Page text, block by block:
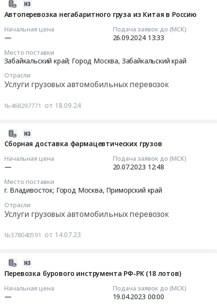
Автоперевозка негабаритного груза из Китая в Россию
Начальная цена
—
Подача заявок до (МСК)
26.09.2024 13:33
Место поставки
Забайкальский край; Город Москва, Забайкальский край
Отрасли
Услуги грузовых автомобильных перевозок
№468297771 от 18.09.24
Сборная доставка фармацевтических грузов
Начальная цена
—
Подача заявок до (МСК)
20.07.2023 12:48
Место поставки
г. Владивосток; Город Москва, Приморский край
Отрасли
Услуги грузовых автомобильных перевозок
№378040591 от 14.07.23
Перевозка бурового инструмента РФ-РК (18 лотов)
Начальная цена
—
Подача заявок до (МСК)
19.04.2023 00:00